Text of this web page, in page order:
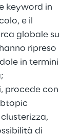
keyword in
e il
globale su
ripreso
in termini
procede con
di